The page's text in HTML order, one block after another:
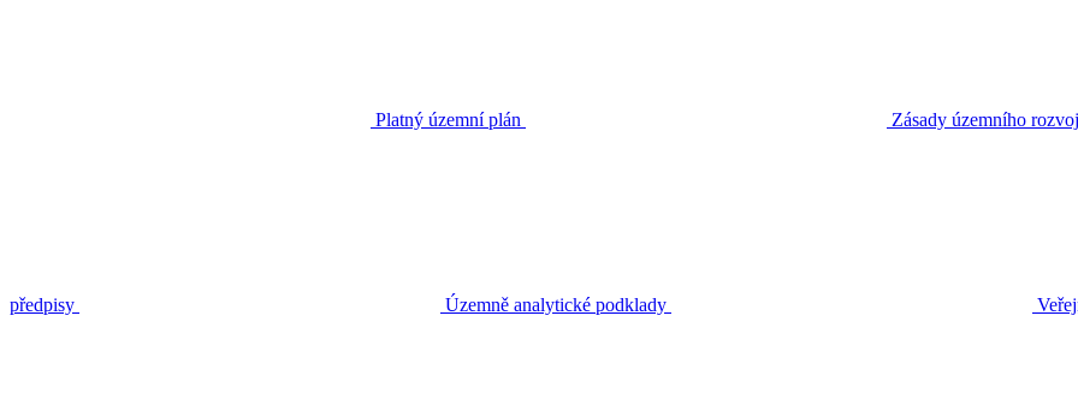
Platný územní plán Zásady územního
předpisy Územně analytické podklady